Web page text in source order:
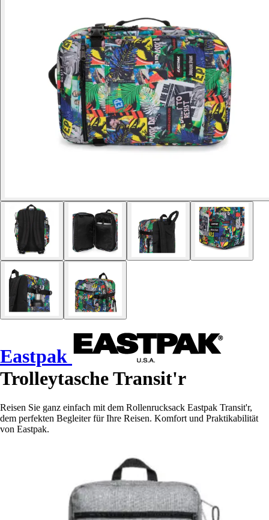
Eastpak
Trolleytasche Transit'r
Reisen Sie ganz einfach mit dem Rollenrucksack Eastpak Transit'r,
dem perfekten Begleiter für Ihre Reisen. Komfort und Praktikabilität
von Eastpak.